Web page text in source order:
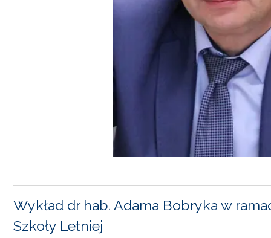
Wykład dr hab. Adama Bobryka w
Szkoły Letniej